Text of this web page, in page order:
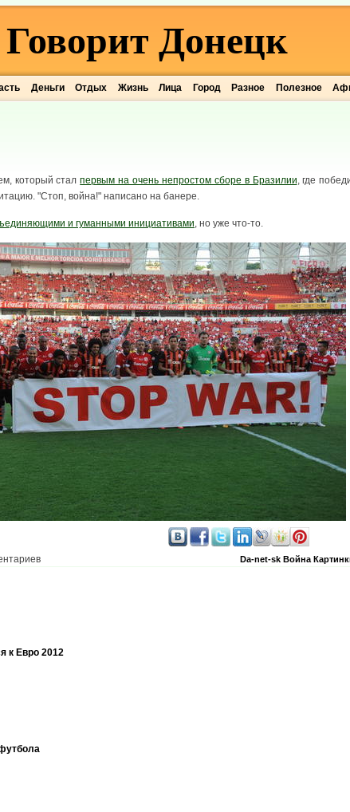
Деньги Отдых Жизнь Лица Город Разное Полезное
Говорит Донецк
который сталпервым на очень непростом сборе в Бразилии , где
"Стоп, война!" написано на банере.
и гуманными инициативами, но уже что-то.
Da-net-sk Война
к Евро 2012